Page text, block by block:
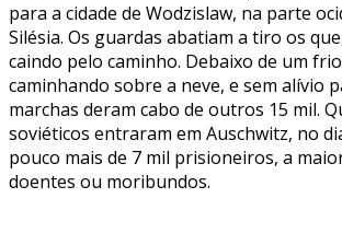
para a cidade de Wodzislaw, na parte
Silésia. Os guardas abatiam a tiro os
caindo pelo caminho. Debaixo de um
caminhando sobre a neve, e sem alívio
marchas deram cabo de outros 15 mil.
soviéticos entraram em Auschwitz, no
pouco mais de 7 mil prisioneiros, a
doentes ou moribundos.